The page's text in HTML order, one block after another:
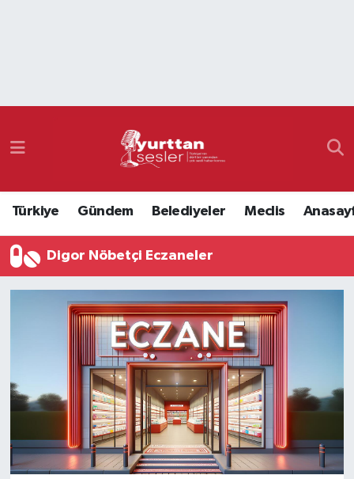
Türkiye Gündem Belediyeler Meclis
Digor Nöbetçi Eczaneler
Namaz Vakitleri
Süper Lig Puan Durumu ve Fikstür
Tüm Manşetler
Son Dakika Haberleri
Haber Arşivi